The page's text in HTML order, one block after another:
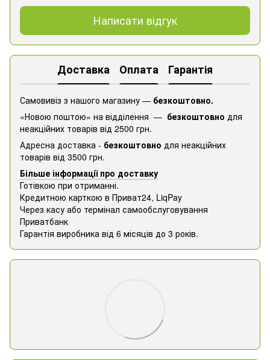
Написати відгук
Доставка Оплата Гарантія
Самовивіз з нашого магазину — безкоштовно.
«Новою поштою» на відділення — безкоштовно для
неакційних товарів від 2500 грн.
Адресна доставка - безкоштовно для неакційних
товарів від 3500 грн.
Більше інформації про доставку
Готівкою при отриманні.
Кредитною карткою в Приват24, ​​LiqPay
Через касу або термінал самообслуговування
Приватбанк
Гарантія виробника від 6 місяців до 3 років.